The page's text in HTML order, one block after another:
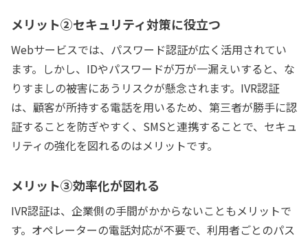
メリット②セキュリティ対策に役立つ
Webサービスでは、パスワード認証が広く活用されてい
ます。しかし、IDやパスワードが万が一漏えいすると、な
りすましの被害にあうリスクが懸念されます。IVR認証
は、顧客が所持する電話を用いるため、第三者が勝手に認
証することを防ぎやすく、SMSと連携することで、セキュ
リティの強化を図れるのはメリットです。
メリット③効率化が図れる
IVR認証は、企業側の手間がかからないこともメリットで
す。オペレーターの電話対応が不要で、利用者ごとのパス